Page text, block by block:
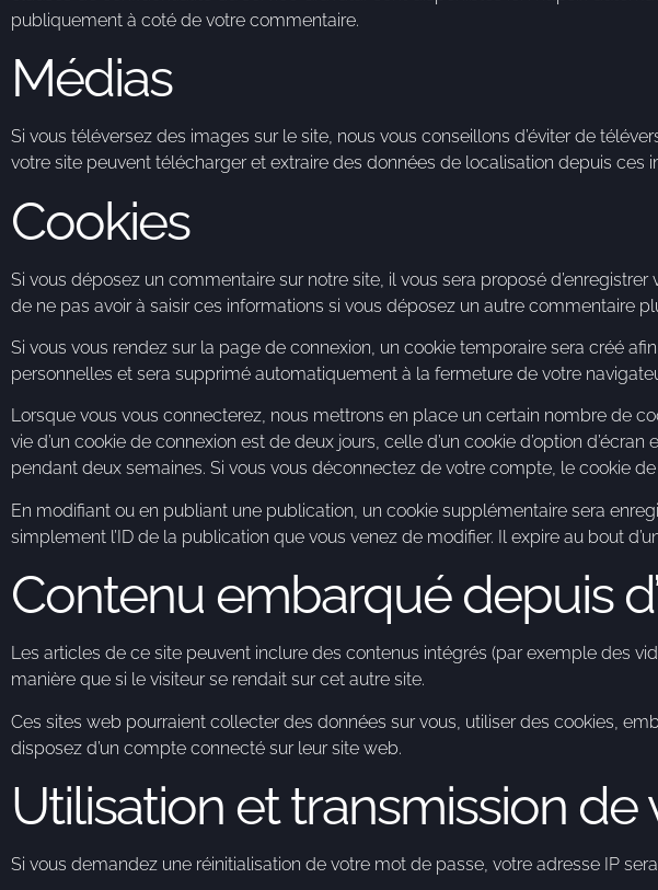
publiquement à coté de votre commentaire.
Médias
Si vous téléversez des images sur le site, nous vous conseillons d’éviter de
votre site peuvent télécharger et extraire des données de localisation depuis ces
Cookies
Si vous déposez un commentaire sur notre site, il vous sera proposé
de ne pas avoir à saisir ces informations si vous déposez un autre commentaire
Si vous vous rendez sur la page de connexion, un cookie temporaire sera créé
personnelles et sera supprimé automatiquement à la fermeture de votre
Lorsque vous vous connecterez, nous mettrons en place un certain nombre de
vie d’un cookie de connexion est de deux jours, celle d’un cookie d’option
pendant deux semaines. Si vous vous déconnectez de votre compte, le cookie
En modifiant ou en publiant une publication, un cookie supplémentaire sera
simplement l’ID de la publication que vous venez de modifier. Il expire au bout
Contenu embarqué depuis
Les articles de ce site peuvent inclure des contenus intégrés (par exemple des
manière que si le visiteur se rendait sur cet autre site.
Ces sites web pourraient collecter des données sur vous, utiliser des cookies,
disposez d’un compte connecté sur leur site web.
Utilisation et transmission
Si vous demandez une réinitialisation de votre mot de passe, votre adresse IP